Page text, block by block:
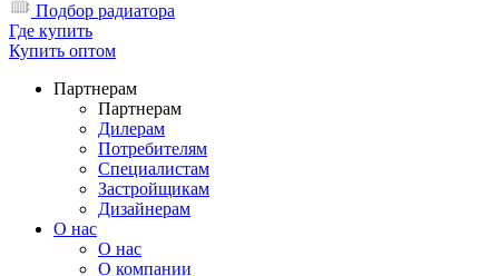
Подбор радиатора
Где купить
Купить оптом
Партнерам
Партнерам
Дилерам
Потребителям
Специалистам
Застройщикам
Дизайнерам
О нас
О нас
О компании